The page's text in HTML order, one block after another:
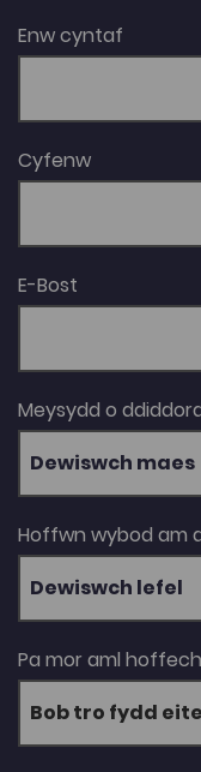
Enw cyntaf
Cyfenw
E-Bost
Meysydd o
Dewiswch maes
Hoffwn wybod am
Dewiswch lefel
Pa mor aml